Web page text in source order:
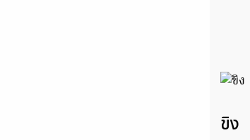
ขิง